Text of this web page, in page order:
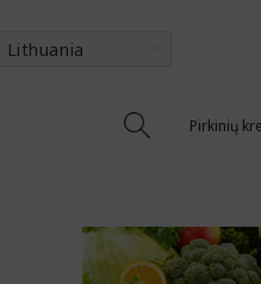
Lithuania
Pirkinių